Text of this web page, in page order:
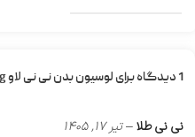
1 دیدگاه برای لوسیون بدن نی‌ نی‌ لاو 200g
نی نی طلا–تیر 17, 1405